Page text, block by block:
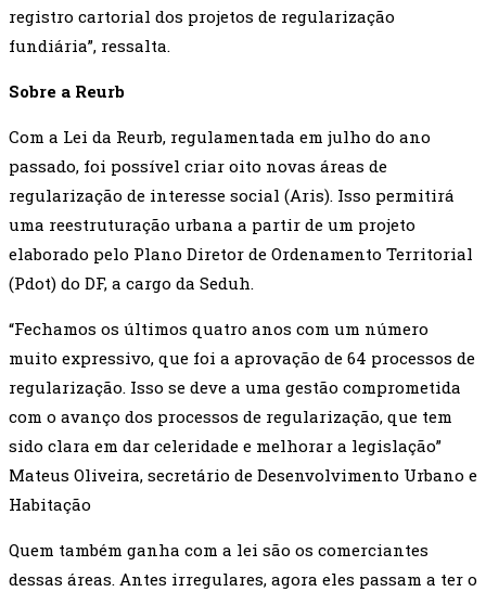
registro cartorial dos projetos de regularização
fundiária”, ressalta.
Sobre a Reurb
Com a Lei da Reurb, regulamentada em julho do ano
passado, foi possível criar oito novas áreas de
regularização de interesse social (Aris). Isso permitirá
uma reestruturação urbana a partir de um projeto
elaborado pelo Plano Diretor de Ordenamento Territorial
(Pdot) do DF, a cargo da Seduh.
“Fechamos os últimos quatro anos com um número
muito expressivo, que foi a aprovação de 64 processos de
regularização. Isso se deve a uma gestão comprometida
com o avanço dos processos de regularização, que tem
sido clara em dar celeridade e melhorar a legislação”
Mateus Oliveira, secretário de Desenvolvimento Urbano e
Habitação
Quem também ganha com a lei são os comerciantes
dessas áreas. Antes irregulares, agora eles passam a ter o